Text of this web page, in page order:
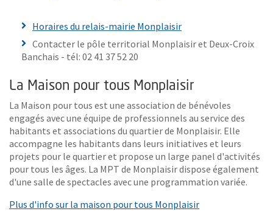
Horaires du relais-mairie Monplaisir
Contacter le pôle territorial Monplaisir et Deux-Croix
Banchais - tél: 02 41 37 52 20
La Maison pour tous Monplaisir
La Maison pour tous est une association de bénévoles
engagés avec une équipe de professionnels au service des
habitants et associations du quartier de Monplaisir. Elle
accompagne les habitants dans leurs initiatives et leurs
projets pour le quartier et propose un large panel d'activités
pour tous les âges. La MPT de Monplaisir dispose également
d'une salle de spectacles avec une programmation variée.
Plus d'info sur la maison pour tous Monplaisir, Ouvre une